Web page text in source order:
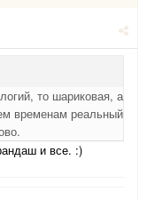
то шариковая, а
временам реальный
и все. :)